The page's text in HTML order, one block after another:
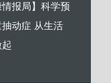
情报局】科学预
抽动症 从生活